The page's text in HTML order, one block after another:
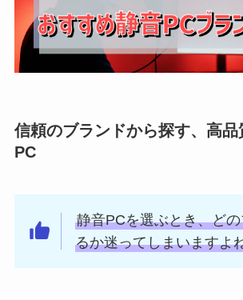
信頼のブランドから探す、高
PC
静音PCを選ぶとき、ど
るか迷ってしまいますよ